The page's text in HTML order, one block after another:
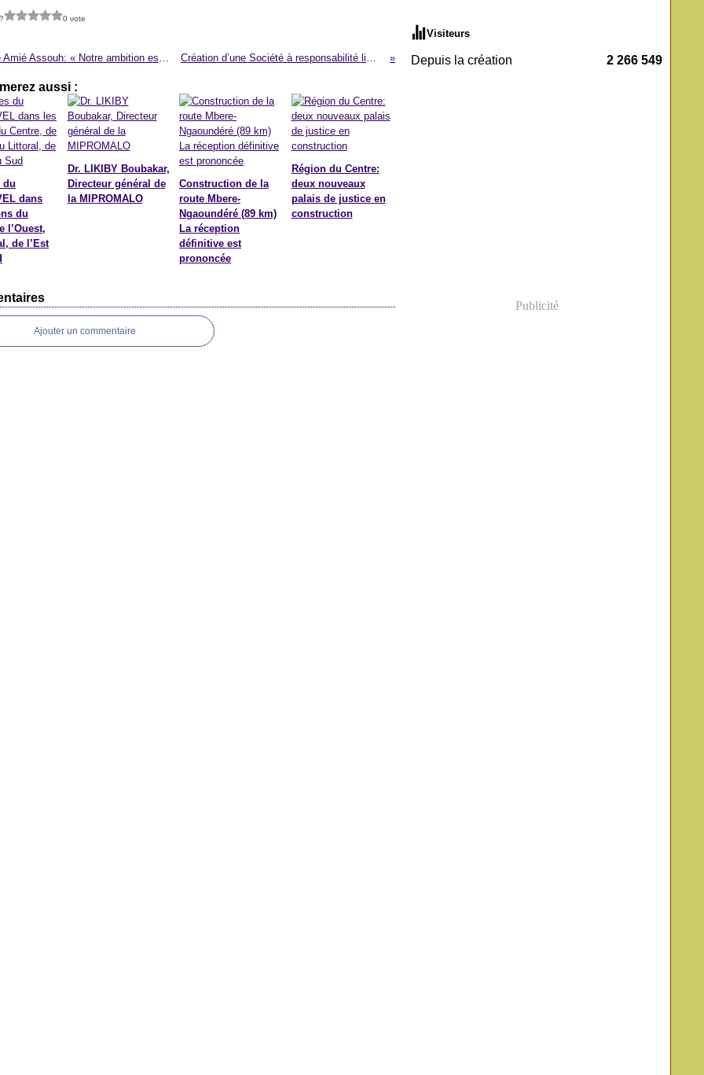
0 vote
Antoine Amié Assouh: « Notre ambition est d’améliorer les conditions de vie » Création d’une Société à responsabilité limitée: le capital ramené à 100 000 F
aussi :
du
dans
du
l’Ouest,
de l’Est
Dr. LIKIBY Boubakar,
Directeur général de
la MIPROMALO
Construction de la
route Mbere-
Ngaoundéré (89 km)
La réception
définitive est
prononcée
Région du Centre:
deux nouveaux
palais de justice en
construction
Ajouter un commentaire
Visiteurs
Depuis la création 2 266 549
Publicité